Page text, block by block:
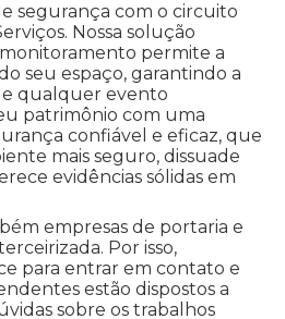
segurança com o circuito
Nossa solução
permite a
seu espaço, garantindo a
qualquer evento
patrimônio com uma
confiável e eficaz, que
mais seguro, dissuade
evidências sólidas em
empresas de portaria e
Por isso,
para entrar em contato e
estão dispostos a
sobre os trabalhos